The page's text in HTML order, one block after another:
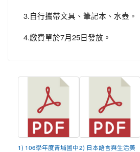
3.自行攜帶文具、筆記本、水壺。
4.繳費單於7月25日發放。
1) 106學年度青埔國中2) 日本語言與生活美